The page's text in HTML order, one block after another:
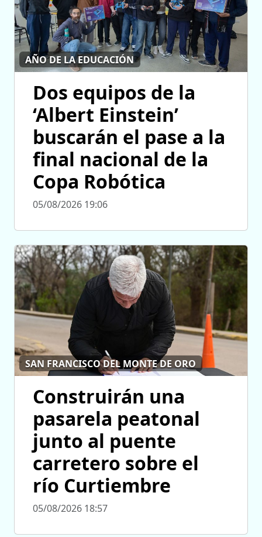
AÑO DE LA EDUCACIÓN
Dos equipos de la
‘Albert Einstein’
buscarán el pase a la
final nacional de la
Copa Robótica
05/08/2026 19:06
SAN FRANCISCO DEL MONTE DE ORO
Construirán una
pasarela peatonal
junto al puente
carretero sobre el
río Curtiembre
05/08/2026 18:57